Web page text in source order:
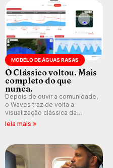
MODELO DE ÁGUAS RASAS
O Clássico voltou. Mais
completo do que
nunca.
Depois de ouvir a comunidade,
o Waves traz de volta a
visualização clássica da
previsão de águas rasas,
ondas para até 16 dias.
leia mais »